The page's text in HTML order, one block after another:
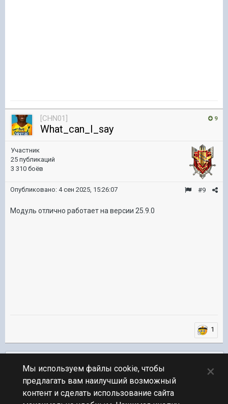
9
[CHN01]
What_can_I_say
Участник
25 публикаций
3 310 боёв
#9
Опубликовано: 4 сен 2025, 15:26:07
Модуль отлично работает на версии 25.9.0
1
ПЕРЕЙТИ К СПИСКУ ТЕМ
Звуковые модификации
Мы используем файлы cookie, чтобы
предлагать вам наилучший возможный
контент и сделать использование сайта
×